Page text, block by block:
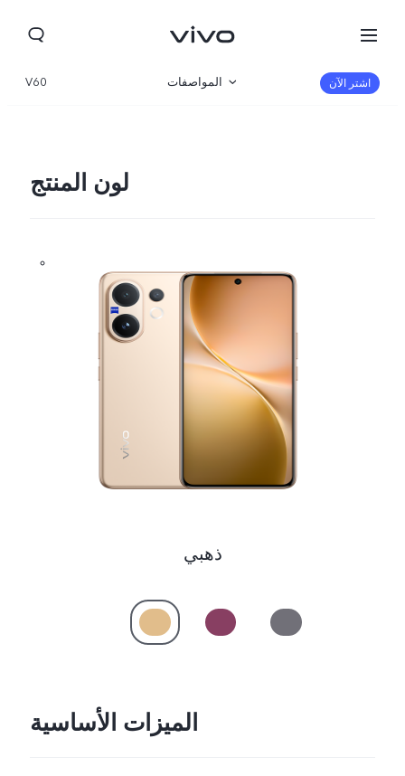
Saudi Arabia (AR) | حدد البلد/المنطقة
V60 المواصفات اشتر الآن
لون المنتج
ذهبي
الميزات الأساسية